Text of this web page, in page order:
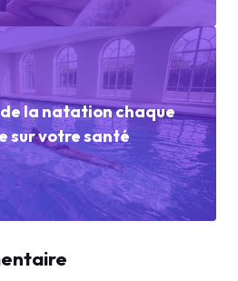
la natation chaque
sur votre santé